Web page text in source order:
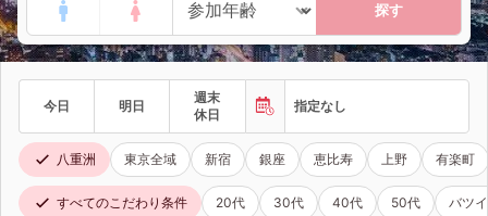
探す
今日 明日
週末
休日
指定なし
八重洲 東京全域 新宿 銀座 恵比寿 上野 有楽町
すべてのこだわり条件 20代 30代 40代 50代 バツ